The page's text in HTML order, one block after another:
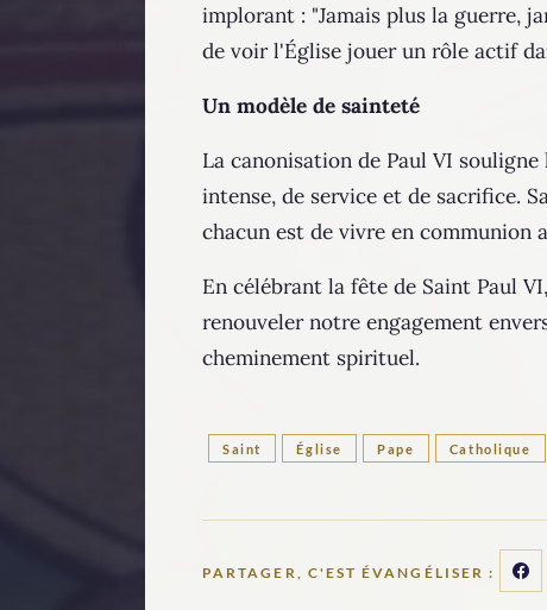
implorant : "Jamais plus la guerre,
de voir l'Église jouer un rôle actif
Un modèle de sainteté
La canonisation de Paul VI
intense, de service et de sacrifice.
chacun est de vivre en communion
En célébrant la fête de Saint Paul
renouveler notre engagement
cheminement spirituel.
Saint Église Pape Catholique
PARTAGER, C'EST ÉVANGÉLISER :